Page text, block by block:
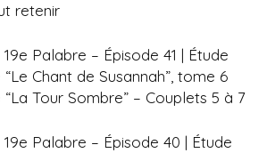
retenir
19e Palabre – Épisode 41 | Étude
“Le Chant de Susannah”, tome 6
“La Tour Sombre” – Couplets 5 à 7
19e Palabre – Épisode 40 | Étude